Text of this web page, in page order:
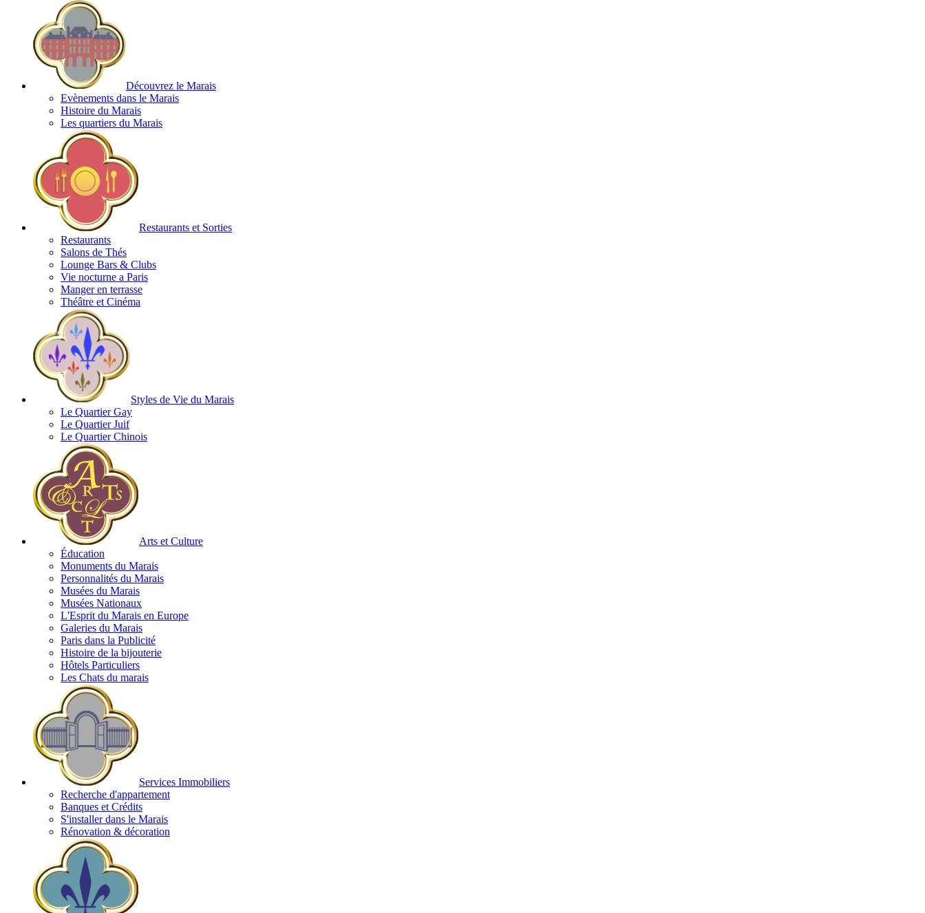
Découvrez le Marais
Evènements dans le Marais
Histoire du Marais
Les quartiers du Marais
Restaurants et Sorties
Restaurants
Salons de Thés
Lounge Bars & Clubs
Vie nocturne a Paris
Manger en terrasse
Théâtre et Cinéma
Styles de Vie du Marais
Le Quartier Gay
Le Quartier Juif
Le Quartier Chinois
Arts et Culture
Éducation
Monuments du Marais
Personnalités du Marais
Musées du Marais
Musées Nationaux
L'Esprit du Marais en Europe
Galeries du Marais
Paris dans la Publicité
Histoire de la bijouterie
Hôtels Particuliers
Les Chats du marais
Services Immobiliers
Recherche d'appartement
Banques et Crédits
S'installer dans le Marais
Rénovation & décoration